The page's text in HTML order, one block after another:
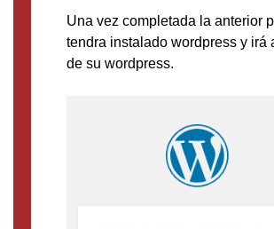
Una vez completada la anterior
tendra instalado wordpress y irá
de su wordpress.